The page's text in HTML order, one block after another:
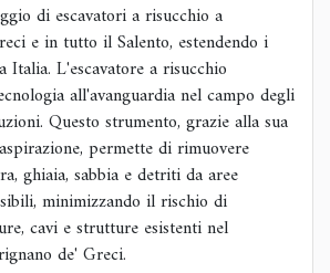
di escavatori a risucchio a
e in tutto il Salento, estendendo i
L'escavatore a risucchio
all'avanguardia nel campo degli
Questo strumento, grazie alla sua
permette di rimuovere
ghiaia, sabbia e detriti da aree
minimizzando il rischio di
cavi e strutture esistenti nel
de' Greci.